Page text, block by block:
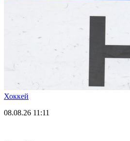
Хоккей
08.08.26 11:11